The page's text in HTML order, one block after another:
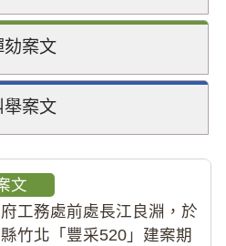
劾案文
舉案文
文
工務處前處長江良淵，於
竹北「豐采520」建案期